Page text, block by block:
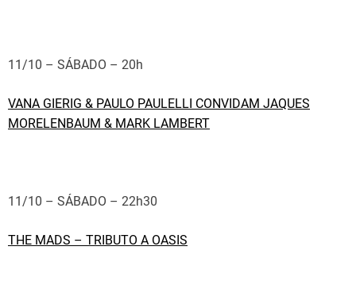
11/10 – SÁBADO – 20h
VANA GIERIG & PAULO PAULELLI CONVIDAM JAQUES
MORELENBAUM & MARK LAMBERT
11/10 – SÁBADO – 22h30
THE MADS – TRIBUTO A OASIS